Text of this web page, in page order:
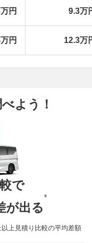
円 9.3万
円 12.3万
よう！
で
が出る
※
上見積り比較の平均差額